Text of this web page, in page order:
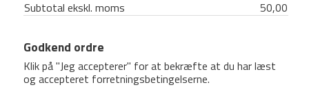
Subtotal ekskl. moms
50,00
Godkend ordre
Klik på "Jeg accepterer" for at bekræfte at du har læst
og accepteret forretningsbetingelserne.